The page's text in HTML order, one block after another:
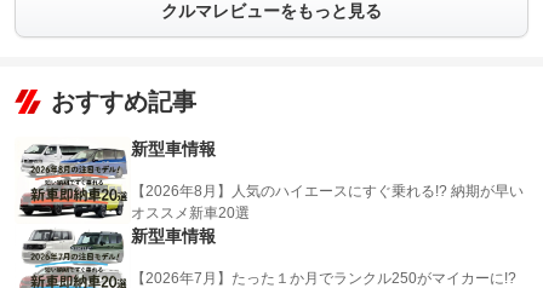
クルマレビューをもっと見る
おすすめ記事
新型車情報
【2026年8月】人気のハイエースにすぐ乗れる!? 納期が早い
オススメ新車20選
新型車情報
【2026年7月】たった１か月でランクル250がマイカーに!?